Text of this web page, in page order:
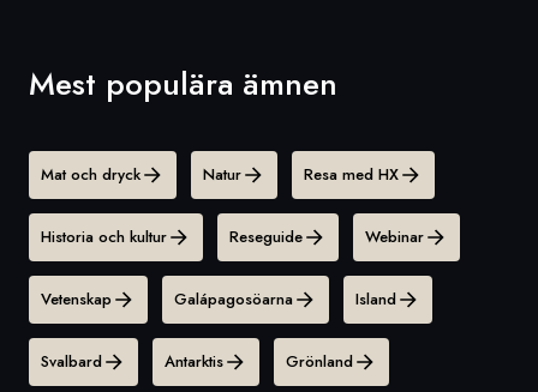
Mest populära ämnen
Mat och dryck Natur Resa med HX
Historia och kultur Reseguide Webinar
Vetenskap Galápagosöarna Island
Svalbard Antarktis Grönland